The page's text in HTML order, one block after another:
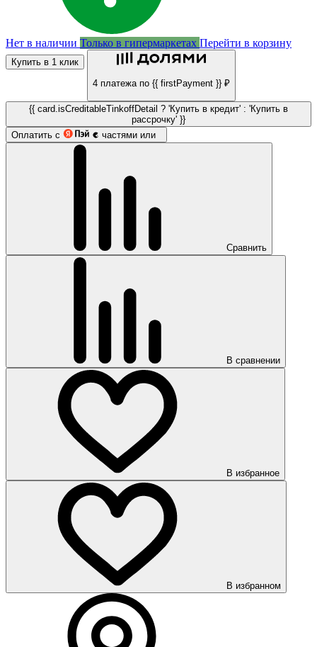
Нет в наличии Только в гипермаркетах Перейти в корзину
Купить в 1 клик
4 платежа по {{ firstPayment }} ₽
{{ card.isCreditableTinkoffDetail ? 'Купить в кредит' : 'Купить в
рассрочку' }}
Оплатить с
частями или
Сравнить
В сравнении
В избранное
В избранном